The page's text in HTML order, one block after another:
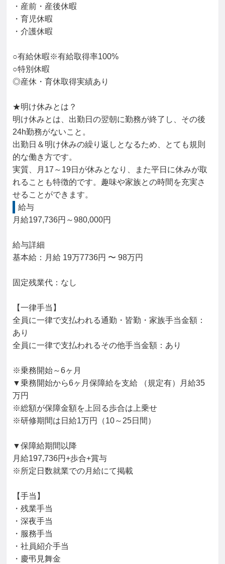
・産前・産後休暇
・育児休暇
・介護休暇
○有給休暇※有給取得率100%
○特別休暇
◎産休・育休取得実績あり
★明け休みとは？
明け休みとは、出勤日の翌朝に勤務が終了し、その後
24h勤務がないこと。
出勤日＆明け休みの繰り返しとなるため、とても規則
的な働き方です。
実質、月17～19日が休みとなり、また平日に休みが取
れることも特徴的です。趣味や家族との時間を充実さ
せることができます。
給与
月給197,736円～980,000円
給与詳細
基本給：月給 19万7736円 〜 98万円
固定残業代：なし
【一律手当】
全員に一律で支払われる通勤・皆勤・家族手当金額：
あり
全員に一律で支払われるその他手当金額：あり
※乗務開始～6ヶ月
▼乗務開始から6ヶ月保障給を支給 （規定有）月給35
万円
※総額が保障金額を上回る歩合は上乗せ
※研修期間は日給1万円（10～25日間）
▼保障給期間以降
月給197,736円+歩合+賞与
※所定日数就業での月給にて掲載
【手当】
・残業手当
・深夜手当
・服務手当
・社員紹介手当
・慶弔見舞金